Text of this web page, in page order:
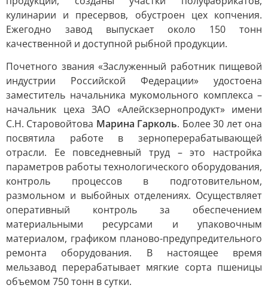
кулинарии и пресервов, обустроен цех копчения.
Ежегодно завод выпускает около 150 тонн
качественной и доступной рыбной продукции.
Почетного звания «Заслуженный работник пищевой
индустрии Российской Федерации» удостоена
заместитель начальника мукомольного комплекса –
начальник цеха ЗАО «Алейскзернопродукт» имени
С.Н. Старовойтова Марина Гарколь. Более 30 лет она
посвятила работе в зерноперерабатывающей
отрасли. Ее повседневный труд – это настройка
параметров работы технологического оборудования,
контроль процессов в подготовительном,
размольном и выбойных отделениях. Осуществляет
оперативный контроль за обеспечением
материальными ресурсами и упаковочным
материалом, графиком планово-предупредительного
ремонта оборудования. В настоящее время
мельзавод перерабатывает мягкие сорта пшеницы
объемом 750 тонн в сутки.